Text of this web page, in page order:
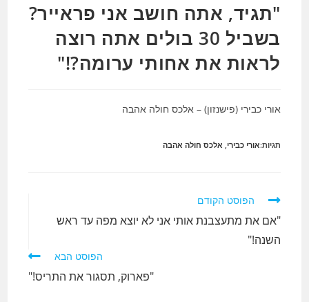
"תגיד, אתה חושב אני פראייר?
בשביל 30 בולים אתה רוצה
לראות את אחותי ערומה?!"
אורי כבירי (פישנזון) – אלכס חולה אהבה
תגיות:אורי כבירי, אלכס חולה אהבה
לקרוא
נוספים
הפוסט הקודם
"אם את מתעצבנת אותי אני לא יוצא מפה עד ראש
השנה!"
הפוסט הבא
"פארוק, תסגור את התריס!"